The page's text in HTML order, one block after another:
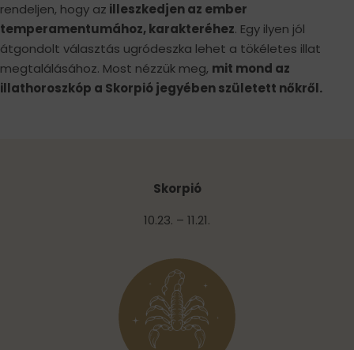
rendeljen, hogy az illeszkedjen az ember
temperamentumához, karakteréhez. Egy ilyen jól
átgondolt választás ugródeszka lehet a tökéletes illat
megtalálásához. Most nézzük meg, mit mond az
illathoroszkóp a Skorpió jegyében született nőkről.
Skorpió
10.23. – 11.21.